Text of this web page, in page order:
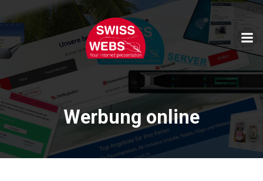
Skip
to
content
Werbung online